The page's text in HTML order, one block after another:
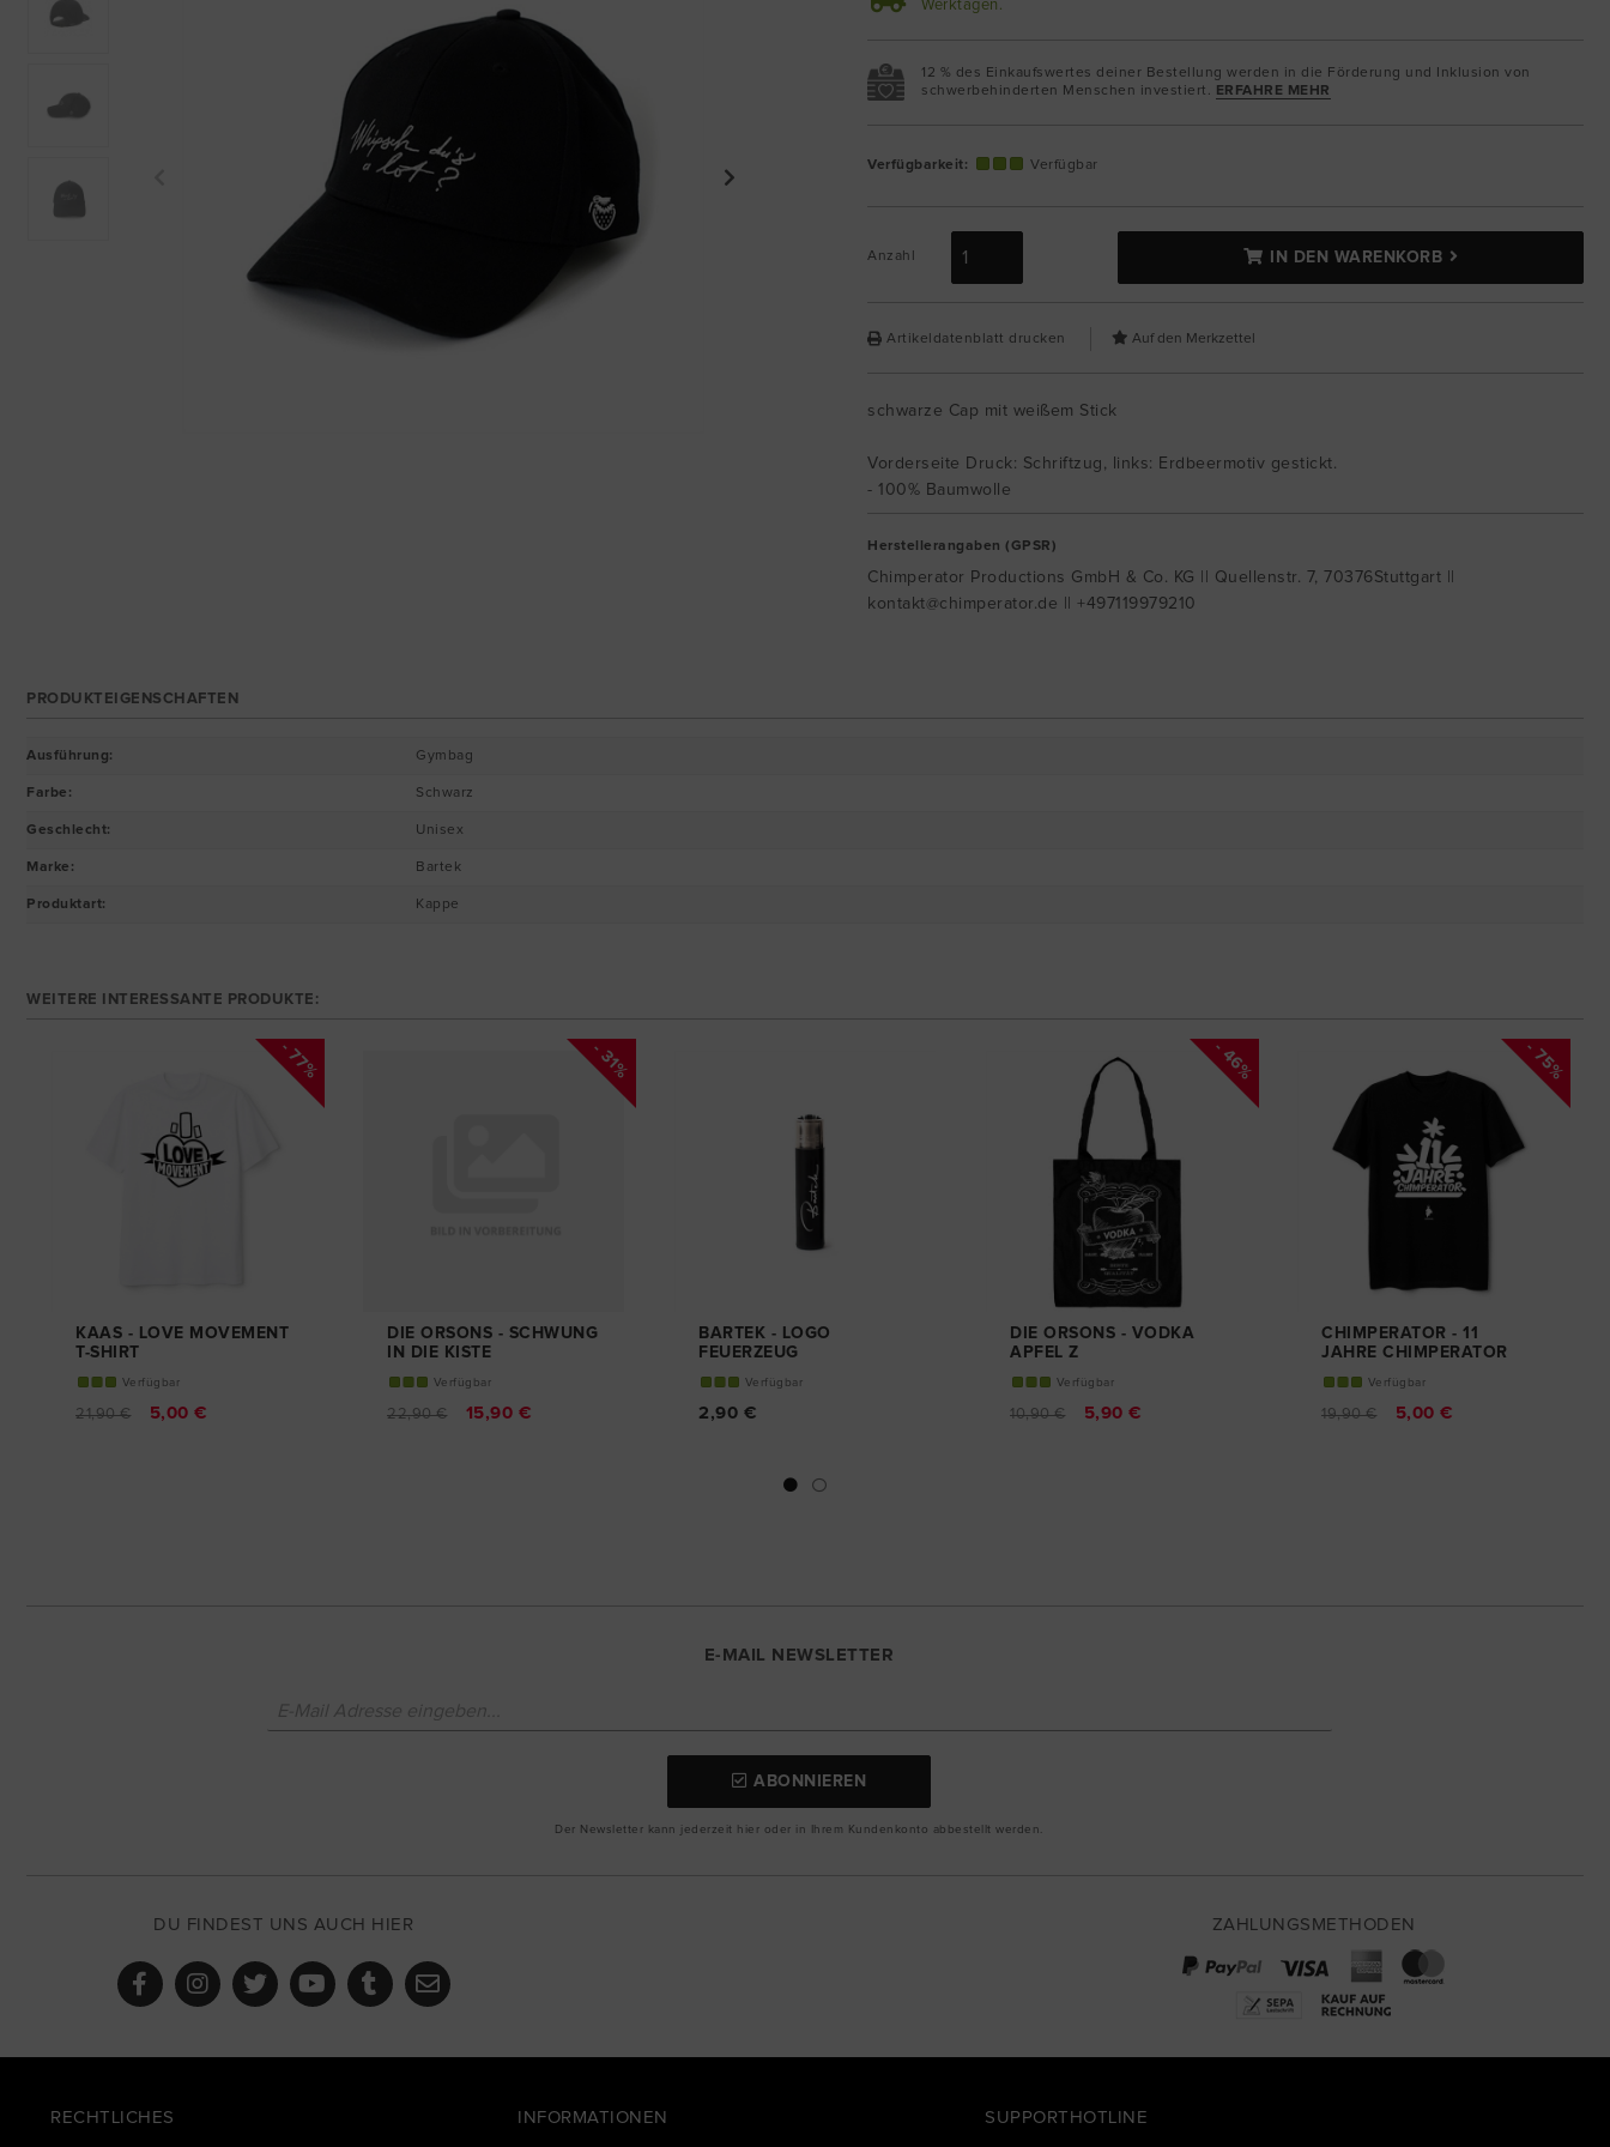
Werktagen.
12 % des Einkaufswertes deiner Bestellung werden in die Förderung und Inklusion von
schwerbehinderten Menschen investiert. ERFAHRE MEHR
Verfügbarkeit: Verfügbar
Anzahl IN DEN WARENKORB
Artikeldatenblatt drucken
schwarze Cap mit weißem Stick
Vorderseite Druck: Schriftzug, links: Erdbeermotiv gestickt.
- 100% Baumwolle
Herstellerangaben (GPSR)
Chimperator Productions GmbH & Co. KG || Quellenstr. 7, 70376Stuttgart ||
kontakt@chimperator.de || +497119979210
PRODUKTEIGENSCHAFTEN
Ausführung: Gymbag
Farbe : Schwarz
Geschlecht: Unisex
Marke : Bartek
Produktart: Kappe
WEITERE INTERESSANTE PRODUKTE:
KAAS - LOVE MOVEMENT
T-SHIRT
Verfügbar
21,90 € 5,00 €
- 77%
DIE ORSONS - SCHWUNG
IN DIE KISTE
Verfügbar
22,90 € 15,90 €
- 31%
BARTEK - LOGO
FEUERZEUG
Verfügbar
2,90 €
DIE ORSONS - VODKA
APFEL Z
Verfügbar
10,90 € 5,90 €
- 46%
CHIMPERATOR - 11
JAHRE CHIMPERATOR
Verfügbar
19,90 € 5,00 €
- 75%
E-MAIL NEWSLETTER
ABONNIEREN
Der Newsletter kann jederzeit hier oder in Ihrem Kundenkonto abbestellt werden.
DU FINDEST UNS AUCH HIER ZAHLUNGSMETHODEN
RECHTLICHES INFORMATIONEN SUPPORTHOTLINE